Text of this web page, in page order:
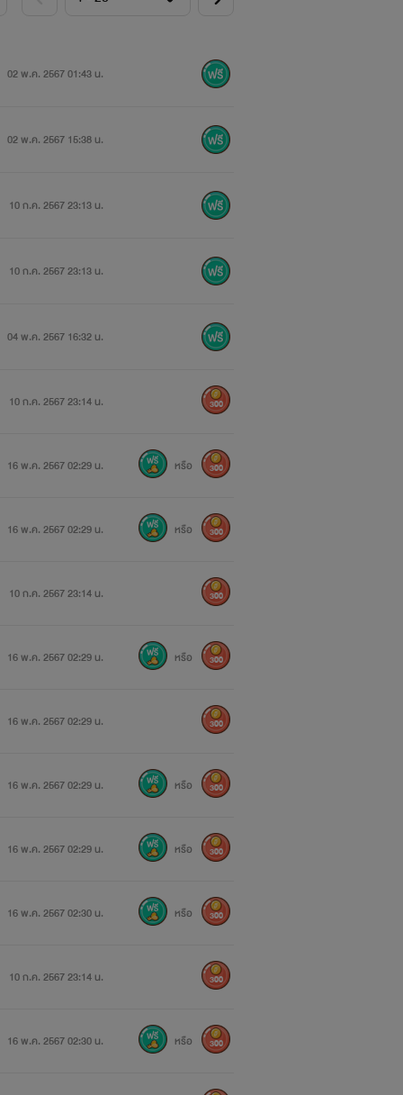
02 พ.ค. 2567 01:43 น.
02 พ.ค. 2567 15:38 น.
10 ก.ค. 2567 23:13 น.
10 ก.ค. 2567 23:13 น.
04 พ.ค. 2567 16:32 น.
10 ก.ค. 2567 23:14 น. 300
16 พ.ค. 2567 02:29 น. หรือ 300
16 พ.ค. 2567 02:29 น. หรือ 300
10 ก.ค. 2567 23:14 น. 300
16 พ.ค. 2567 02:29 น. หรือ 300
16 พ.ค. 2567 02:29 น. 300
16 พ.ค. 2567 02:29 น. หรือ 300
16 พ.ค. 2567 02:29 น. หรือ 300
16 พ.ค. 2567 02:30 น. หรือ 300
10 ก.ค. 2567 23:14 น. 300
16 พ.ค. 2567 02:30 น. หรือ 300